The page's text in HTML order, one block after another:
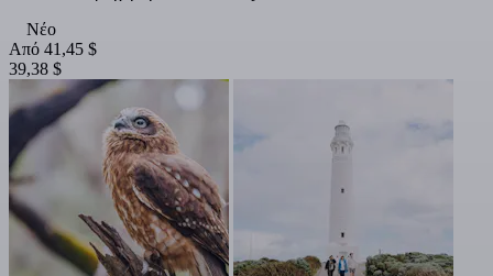
Νέο
Από 41,45 $
39,38 $